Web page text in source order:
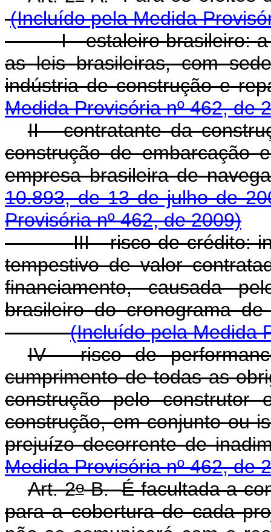
(Incluído pela Medida
I - estaleiro brasileiro:
as leis brasileiras, com
indústria de construção e
Medida Provisória nº 462, de
II - contratante da
construção de embarcação
empresa brasileira de
10.893, de 13 de julho de
Provisória nº 462, de 2009)
III - risco de crédito:
tempestivo de valor
financiamento, causada
brasileiro do cronograma
(Incluído pela Medida
IV - risco de
cumprimento de todas as
construção pelo construtor
construção, em conjunto ou
prejuízo decorrente de
Medida Provisória nº 462, de
Art. 2o-B.É facultada a
para a cobertura de cada